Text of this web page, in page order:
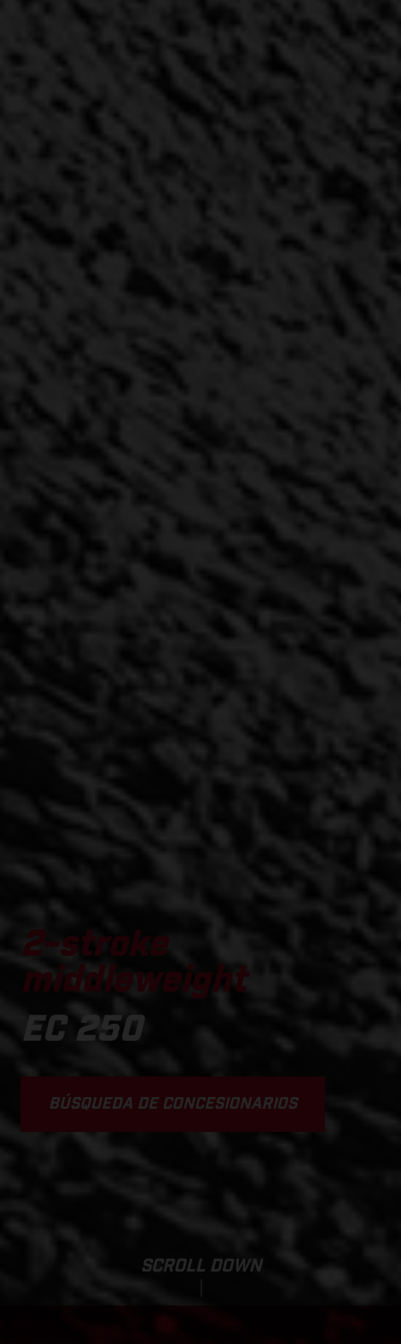
2-stroke
middleweight
EC 250
BÚSQUEDA DE CONCESIONARIOS
SCROLL DOWN